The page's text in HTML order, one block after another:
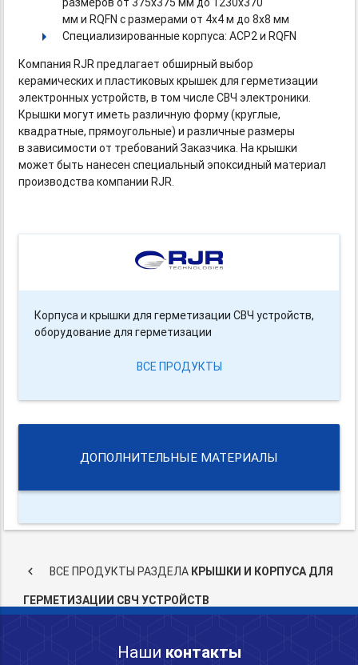
мм и RQFN с размерами от 4х4 м до 8х8 мм
Специализированные корпуса: ACP2 и RQFN
Компания RJR предлагает обширный выбор
керамических и пластиковых крышек для герметизации
электронных устройств, в том числе СВЧ электроники.
Крышки могут иметь различную форму (круглые,
квадратные, прямоугольные) и различные размеры
в зависимости от требований Заказчика. На крышки
может быть нанесен специальный эпоксидный материал
производства компании RJR.
Корпуса и крышки для герметизации СВЧ устройств,
оборудование для герметизации
ВСЕ ПРОДУКТЫ
ДОПОЛНИТЕЛЬНЫЕ МАТЕРИАЛЫ
keyboard_arrow_left ВСЕ ПРОДУКТЫ РАЗДЕЛА КРЫШКИ И КОРПУСА ДЛЯ
ГЕРМЕТИЗАЦИИ СВЧ УСТРОЙСТВ
Наши контакты